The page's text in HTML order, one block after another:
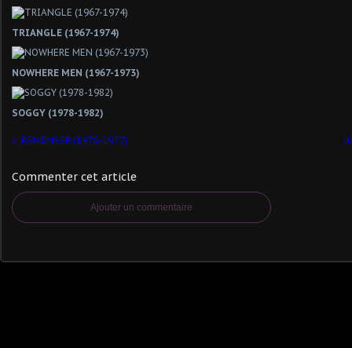
TRIANGLE (1967-1974)
NOWHERE MEN (1967-1973)
SOGGY (1978-1982)
REMEMBER (1976-1977)
Commenter cet article
Ajouter un commentaire